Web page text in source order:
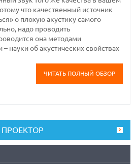
что качественный источник
о плохую акустику самого
надо проводить
она методами
– науки об акустических свойствах
ЧИТАТЬ ПОЛНЫЙ ОБЗОР